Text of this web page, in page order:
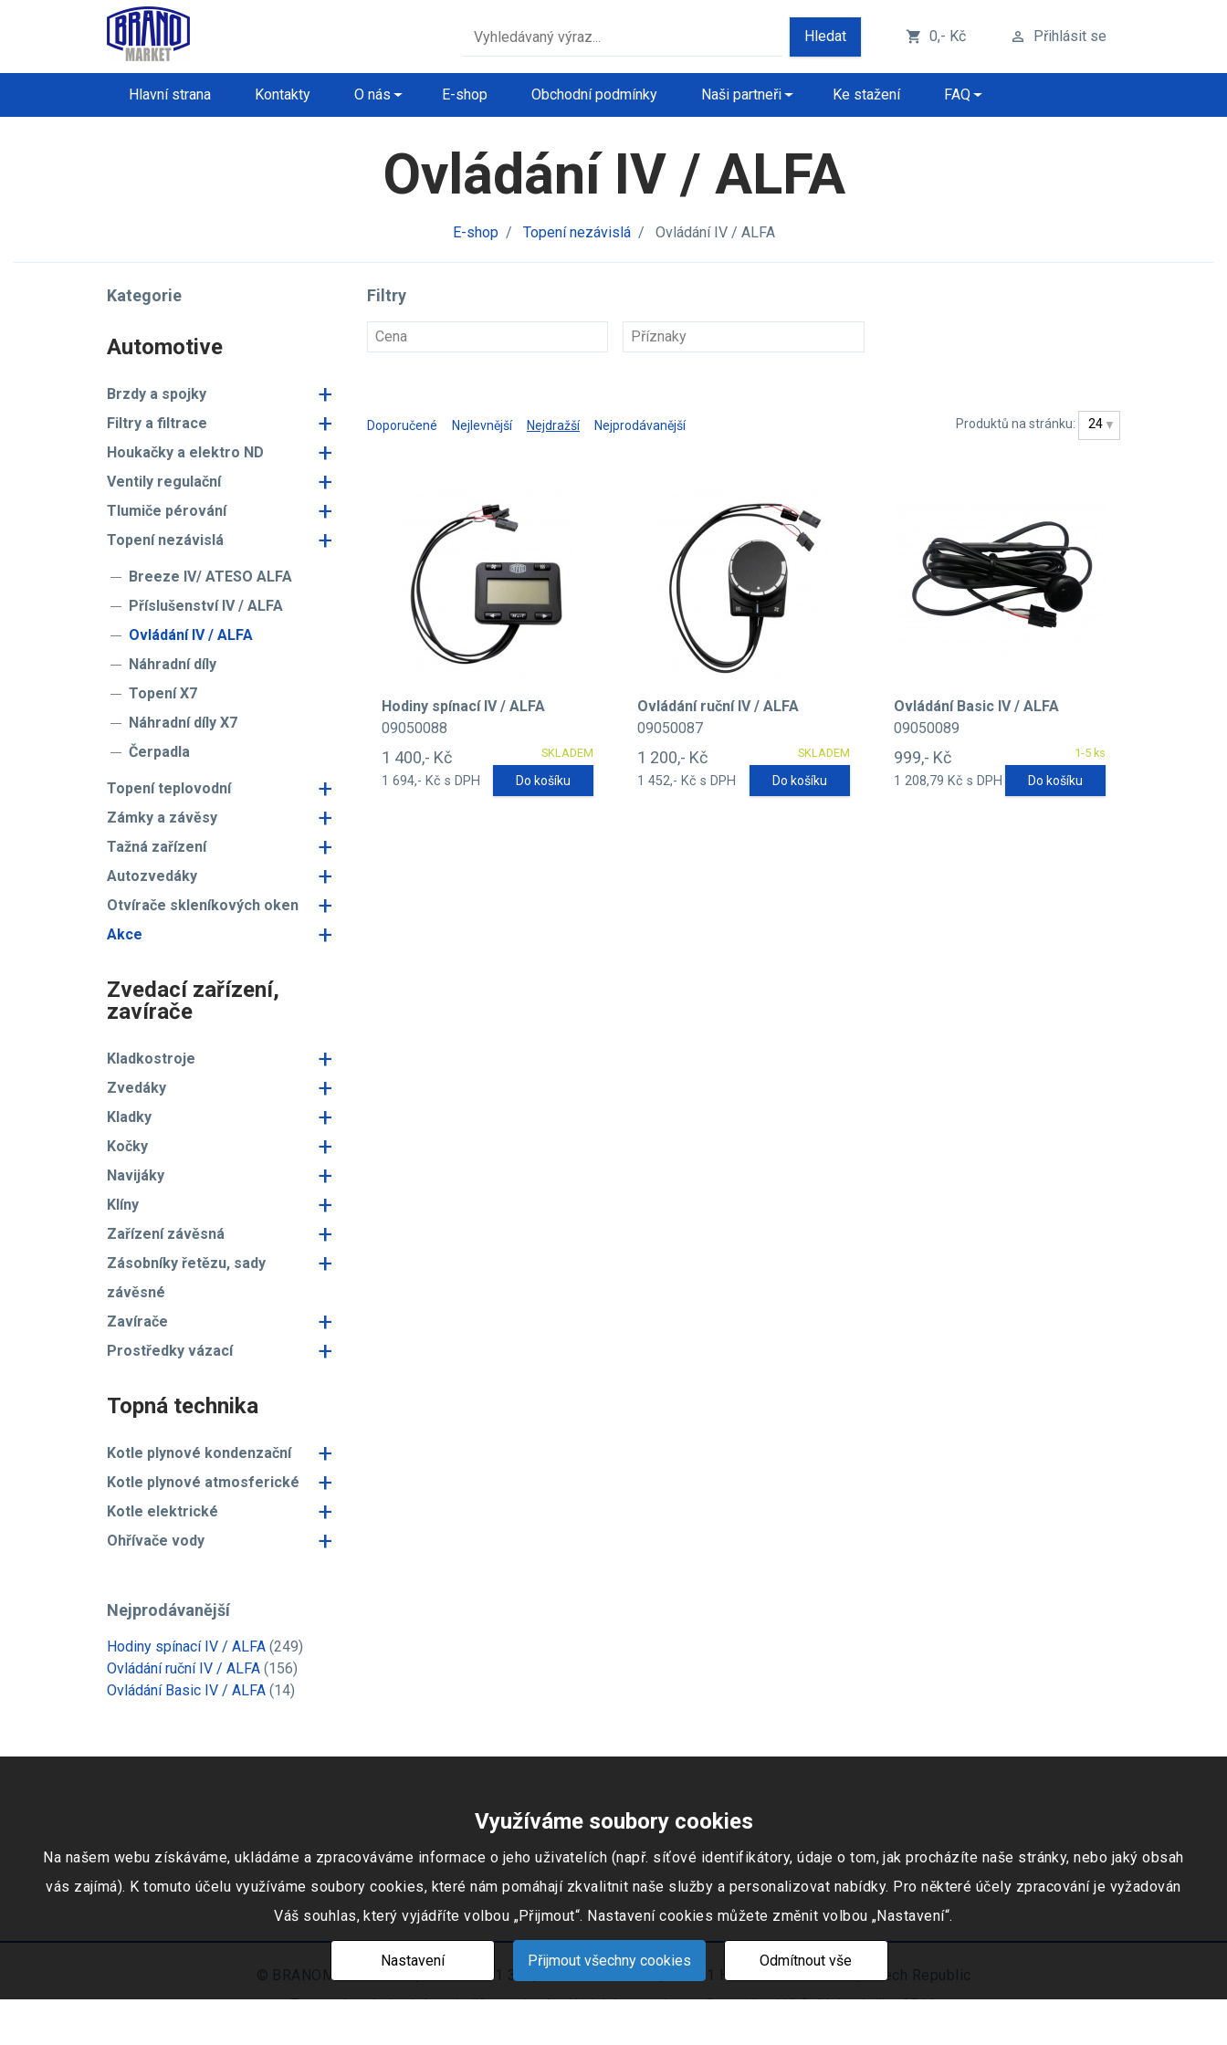
Hledat shopping_cart 0,- Kč perm_identity Přihlásit se
Hlavní strana Kontakty O nás E-shop Obchodní podmínky Naši partneři Ke stažení FAQ
Ovládání IV / ALFA
E-shop / Topení nezávislá / Ovládání IV / ALFA
Kategorie
Automotive
Brzdy a spojky +
Filtry a filtrace +
Houkačky a elektro ND +
Ventily regulační +
Tlumiče pérování +
Topení nezávislá +
Breeze IV/ ATESO ALFA
Příslušenství IV / ALFA
Ovládání IV / ALFA
Náhradní díly
Topení X7
Náhradní díly X7
Čerpadla
Topení teplovodní +
Zámky a závěsy +
Tažná zařízení +
Autozvedáky +
Otvírače skleníkových oken +
Akce +
Zvedací zařízení,
zavírače
Kladkostroje +
Zvedáky +
Kladky +
Kočky +
Navijáky +
Klíny +
Zařízení závěsná +
Zásobníky řetězu, sady
závěsné
+
Zavírače +
Prostředky vázací +
Topná technika
Kotle plynové kondenzační +
Kotle plynové atmosferické +
Kotle elektrické +
Ohřívače vody +
Nejprodávanější
Hodiny spínací IV / ALFA (249)
Ovládání ruční IV / ALFA (156)
Ovládání Basic IV / ALFA (14)
Filtry
Cena Příznaky
Doporučené Nejlevnější Nejdražší Nejprodávanější Produktů na stránku: 24
Hodiny spínací IV / ALFA
09050088
SKLADEM
1 400,- Kč
1 694,- Kč s DPH Do košíku
Ovládání ruční IV / ALFA
09050087
SKLADEM
1 200,- Kč
1 452,- Kč s DPH Do košíku
Ovládání Basic IV / ALFA
09050089
1-5 ks
999,- Kč
1 208,79 Kč s DPH Do košíku
© BRANOMARKET s.r.o., IČO: 253 51 311, Tovární okruh 674, 747 41 Hradec nad Moravicí, Czech Republic
Zapsaná v obchodním rejstříku vedeném Krajským soudem v Ostravě oddíl C, číslo vložky 9516
Využíváme soubory cookies
Na našem webu získáváme, ukládáme a zpracováváme informace o jeho uživatelích (např. síťové identifikátory, údaje o tom, jak procházíte naše stránky, nebo jaký obsah
vás zajímá). K tomuto účelu využíváme soubory cookies, které nám pomáhají zkvalitnit naše služby a personalizovat nabídky. Pro některé účely zpracování je vyžadován
Váš souhlas, který vyjádříte volbou „Přijmout“. Nastavení cookies můžete změnit volbou „Nastavení“.
Nastavení Přijmout všechny cookies Odmítnout vše